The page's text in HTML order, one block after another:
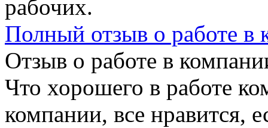
рабочих.
Полный отзыв о работе в
Отзыв о работе в
Что хорошего в работе
компании, все нравится,